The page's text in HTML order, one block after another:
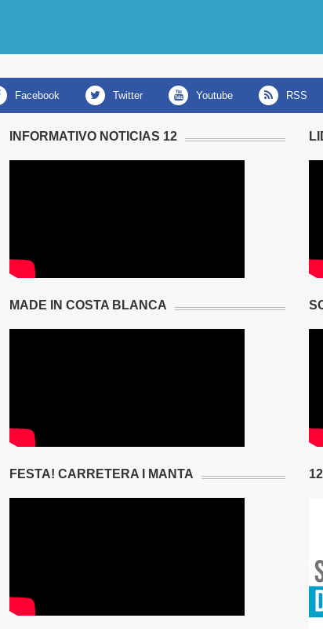
facebook twitter youtube RSS
INFORMATIVO NOTICIAS 12
MADE IN COSTA BLANCA
FESTA! CARRETERA I MANTA